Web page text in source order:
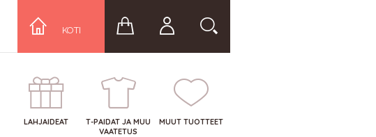
KOTI
LAHJAIDEAT
T-PAIDAT JA MUU
VAATETUS
MUUT TUOTTEET